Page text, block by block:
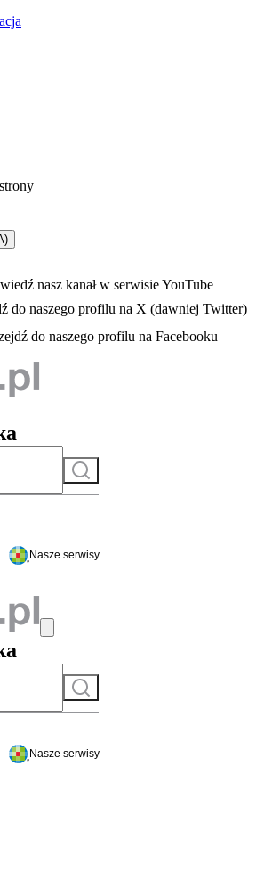
się w nowej karcie
- otwiera się w nowej karcie
nasz kanał w serwisie YouTube
nowej karcie
do naszego profilu na X (dawniej Twitter)
- otwiera się w nowej karcie
do naszego profilu na Facebooku
Szukaj
do serwisu
Nasze serwisy
Szukaj
Nasze serwisy